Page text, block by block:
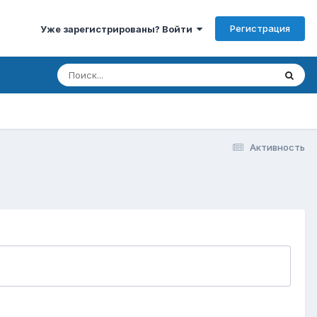
Уже зарегистрированы? Войти Регистрация
Активность